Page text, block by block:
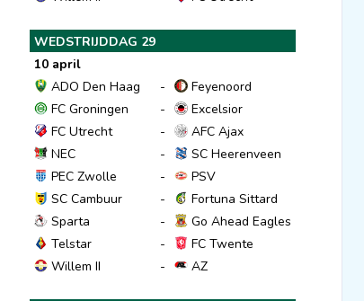
WEDSTRIJDDAG 29
10 april
ADO Den Haag
-
Feyenoord
FC Groningen
-
Excelsior
FC Utrecht
-
AFC Ajax
NEC
-
SC Heerenveen
PEC Zwolle
-
PSV
SC Cambuur
-
Fortuna Sittard
Sparta
-
Go Ahead Eagles
Telstar
-
FC Twente
Willem II
- AZ